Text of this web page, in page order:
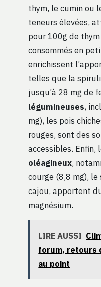
thym, le cumin ou
teneurs élevées,
pour 100g de
consommés en
enrichissent
telles que la
jusqu’à 28 mg de
légumineuses,
mg), les pois
rouges, sont des
accessibles. Enfin,
oléagineux,
courge (8,8 mg), le
cajou, apportent
magnésium.
LIRE AUSSI
forum, retours
au point